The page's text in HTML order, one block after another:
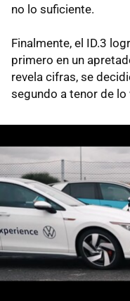
no lo suficiente.
Finalmente, el ID.3
primero en un
revela cifras, se
segundo a tenor de